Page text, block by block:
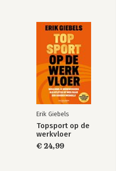
Erik Giebels
Topsport op de
werkvloer
€ 24,99